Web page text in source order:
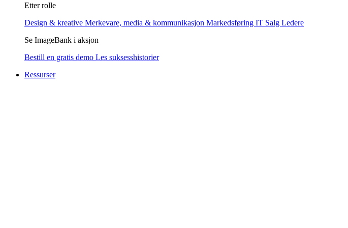
Etter rolle
Design & kreative Merkevare, media & kommunikasjon Markedsføring IT Salg Ledere
Se ImageBank i aksjon
Bestill en gratis demo Les suksesshistorier
Ressurser